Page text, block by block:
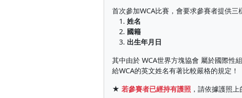
首次參加WCA比賽，會要求參賽者提供三
1. 姓名
2. 國籍
3. 出生年月日
其中由於 WCA世界方塊協會 屬於國際性
給WCA的英文姓名有著比較嚴格的規定！
★ 若參賽者已經持有護照 ，請依據護照